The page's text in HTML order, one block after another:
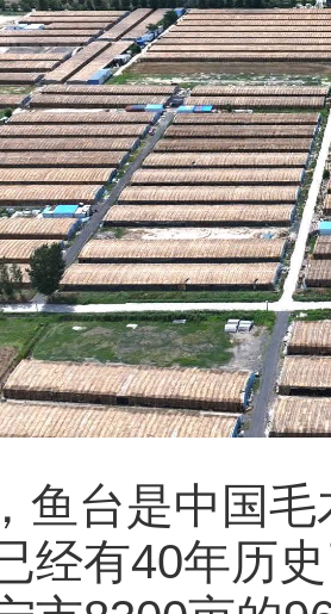
鱼台是中国
经有40年历